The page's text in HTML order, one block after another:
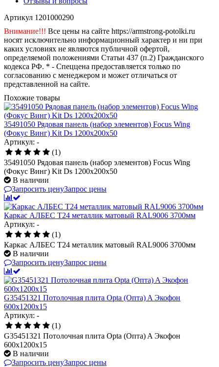
Артикул 1201000290
Внимание!!! Все цены на сайте https://armstrong-potolki.ru
носят исключительно информационный характер и ни при
каких условиях не являются публичной офертой,
определяемой положениями Статьи 437 (п.2) Гражданского
кодекса РФ. * - Спеццена предоставляется только по
согласованию с менеджером и может отличаться от
представленной на сайте.
Похожие товары
35491050 Рядовая панель (набор элементов) Focus Wing
(Фокус Винг) Kit Ds 1200x200x50
Артикул: -
(1)
35491050 Рядовая панель (набор элементов) Focus Wing
(Фокус Винг) Kit Ds 1200x200x50
В наличии
Запросить ценуЗапрос цены
Каркас АЛБЕС Т24 металлик матовый RAL9006 3700мм
Артикул: -
(1)
Каркас АЛБЕС Т24 металлик матовый RAL9006 3700мм
В наличии
Запросить ценуЗапрос цены
G35451321 Потолочная плита Opta (Опта) A Экофон
600x1200x15
Артикул: -
(1)
G35451321 Потолочная плита Opta (Опта) A Экофон
600x1200x15
В наличии
Запросить ценуЗапрос цены